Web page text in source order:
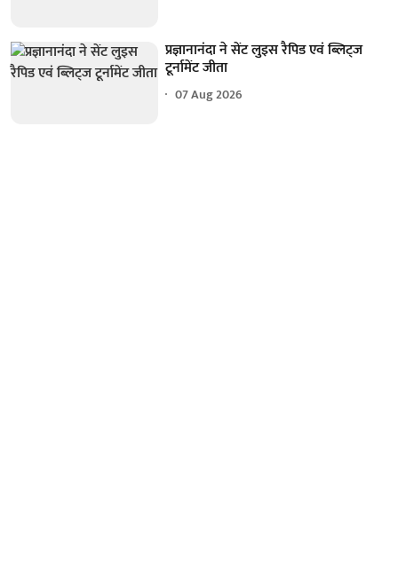
प्रज्ञानानंदा ने सेंट लुइस रैपिड एवं ब्लिट्ज
टूर्नामेंट जीता
07 Aug 2026